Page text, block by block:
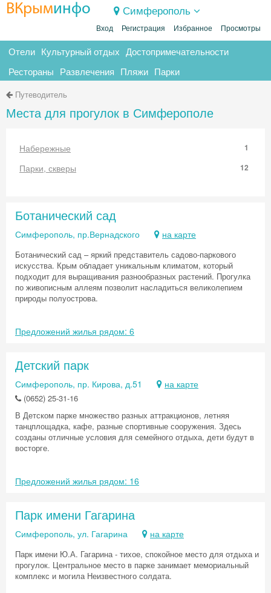
ВКрыминфо Симферополь
Вход Регистрация Избранное Просмотры
Отели Культурный отдых Достопримечательности
Рестораны Развлечения Пляжи Парки
Путеводитель
Места для прогулок в Симферополе
Набережные 1
Парки, скверы 12
Ботанический сад
Симферополь, пр.Вернадского на карте
Ботанический сад – яркий представитель садово-паркового
искусства. Крым обладает уникальным климатом, который
подходит для выращивания разнообразных растений. Прогулка
по живописным аллеям позволит насладиться великолепием
природы полуострова.
Предложений жилья рядом: 6
Детский парк
Симферополь, пр. Кирова, д.51 на карте
(0652) 25-31-16
В Детском парке множество разных аттракционов, летняя
танцплощадка, кафе, разные спортивные сооружения. Здесь
созданы отличные условия для семейного отдыха, дети будут в
восторге.
Предложений жилья рядом: 16
Парк имени Гагарина
Симферополь, ул. Гагарина на карте
Парк имени Ю.А. Гагарина - тихое, спокойное место для отдыха и
прогулок. Центральное место в парке занимает мемориальный
комплекс и могила Неизвестного солдата.